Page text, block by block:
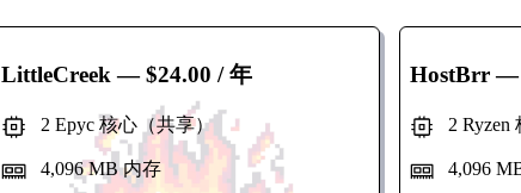
LittleCreek — $24.00 / 年
2 Epyc 核心（共享）
4,096 MB 内存
HostBrr—
2 Ryzen
4,096